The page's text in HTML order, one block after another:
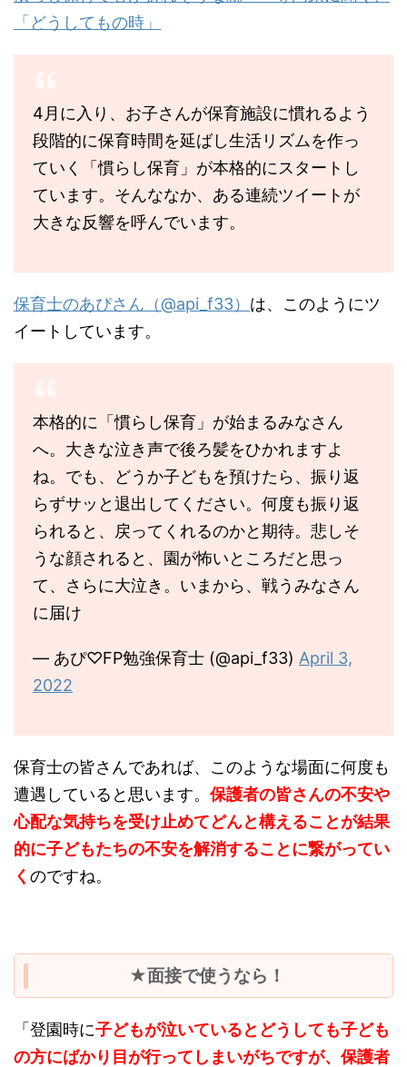
「どうしてもの時」
4月に入り、お子さんが保育施設に慣れるよう
段階的に保育時間を延ばし生活リズムを作っ
ていく「慣らし保育」が本格的にスタートし
ています。そんななか、ある連続ツイートが
大きな反響を呼んでいます。
保育士のあぴさん（@api_f33） は、このようにツ
イートしています。
本格的に「慣らし保育」が始まるみなさん
へ。大きな泣き声で後ろ髪をひかれますよ
ね。でも、どうか子どもを預けたら、振り返
らずサッと退出してください。何度も振り返
られると、戻ってくれるのかと期待。悲しそ
うな顔されると、園が怖いところだと思っ
て、さらに大泣き。いまから、戦うみなさん
に届け
— あぴ♡FP勉強保育士 (@api_f33) April 3,
2022
保育士の皆さんであれば、このような場面に何度も
遭遇していると思います。 保護者の皆さんの不安や
心配な気持ちを受け止めてどんと構えることが結果
的に子どもたちの不安を解消することに繋がってい
く のですね。
★面接で使うなら！
「登園時に子どもが泣いているとどうしても子ども
の方にばかり目が行ってしまいがちですが、保護者